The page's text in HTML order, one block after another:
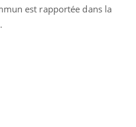
est rapportée dans la
.